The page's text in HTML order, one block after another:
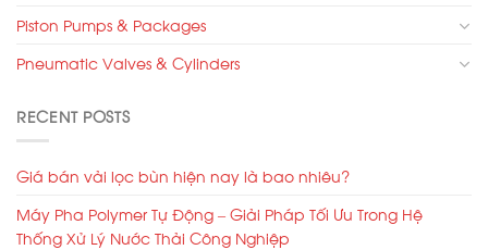
Piston Pumps & Packages
Pneumatic Valves & Cylinders
RECENT POSTS
Giá bán vải lọc bùn hiện nay là bao nhiêu?
Máy Pha Polymer Tự Động – Giải Pháp Tối Ưu Trong Hệ
Thống Xử Lý Nước Thải Công Nghiệp